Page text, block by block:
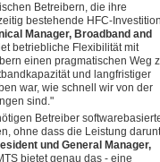
Betreibern, die ihre
bestehende HFC-
Manager, Broadband and
betriebliche Flexibilität mit
einen pragmatischen Weg
und langfristiger
war, wie schnell wir von der
sind."
Betreiber
ohne dass die Leistung
und General Manager,
bietet genau das - eine